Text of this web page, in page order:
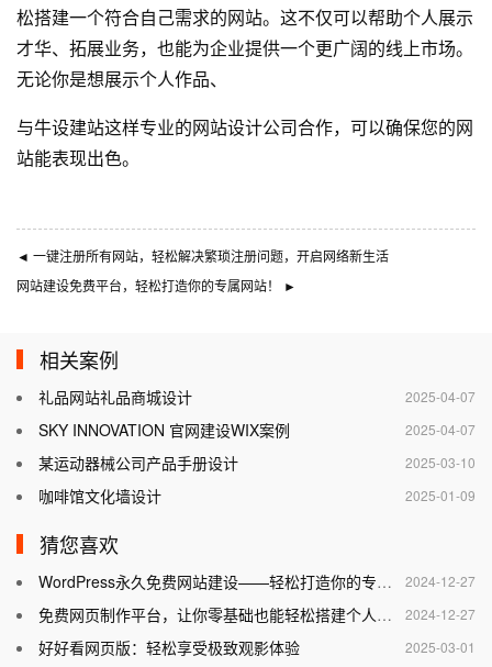
松搭建一个符合自己需求的网站。这不仅可以帮助个人展示
才华、拓展业务，也能为企业提供一个更广阔的线上市场。
无论你是想展示个人作品、
与牛设建站这样专业的网站设计公司合作，可以确保您的网
站能表现出色。
◄ 一键注册所有网站，轻松解决繁琐注册问题，开启网络新生活
网站建设免费平台，轻松打造你的专属网站！
►
相关案例
2025-04-07
礼品网站礼品商城设计
2025-04-07
SKY INNOVATION 官网建设WIX案例
2025-03-10
某运动器械公司产品手册设计
2025-01-09
咖啡馆文化墙设计
猜您喜欢
2024-12-27
WordPress永久免费网站建设——轻松打造你的专属网站
2024-12-27
免费网页制作平台，让你零基础也能轻松搭建个人网站
2025-03-01
好好看网页版：轻松享受极致观影体验